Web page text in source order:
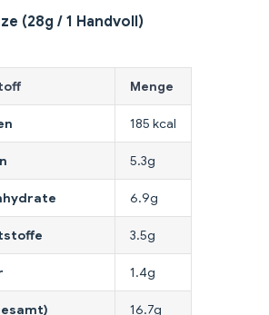
(28g / 1 Handvoll)
Menge
185 kcal
5.3g
6.9g
3.5g
1.4g
16.7g